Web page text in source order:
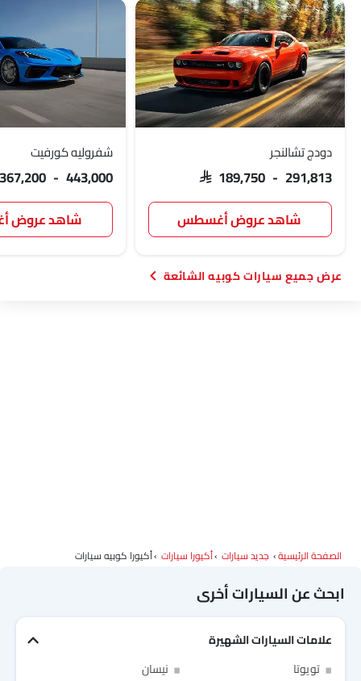
دودج تشالنجر
SAR 189,750 - 291,813
شاهد عروض أغسطس
شفروليه كورفيت
367,200 - 443,000
شاهد عروض
سيارات كوبيه الشائعة
الصفحة الرئيسية جديد سيارات أكيورا سيارات أكيورا كوبيه سيارات
ابحث عن السيارات أخرى
علامات السيارات الشهيرة
تويوتا
نيسان